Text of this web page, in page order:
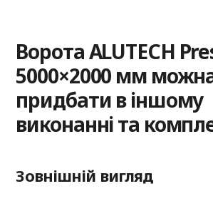
Ворота ALUTECH
5000×2000 мм
придбати в іншому
виконанні та
Зовнішній вигляд